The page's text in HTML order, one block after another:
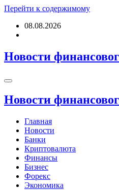
Перейти к содержимому
08.08.2026
Новости
Новости
Главная
Новости
Банки
Криптовалюта
Финансы
Бизнес
Форекс
Экономика